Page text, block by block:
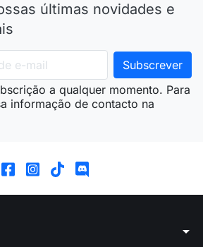
últimas novidades e
a qualquer momento. Para
informação de contacto na
arrow_drop_down